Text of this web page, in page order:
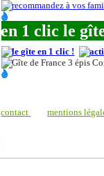
en 1 clic le
contact mentions léga